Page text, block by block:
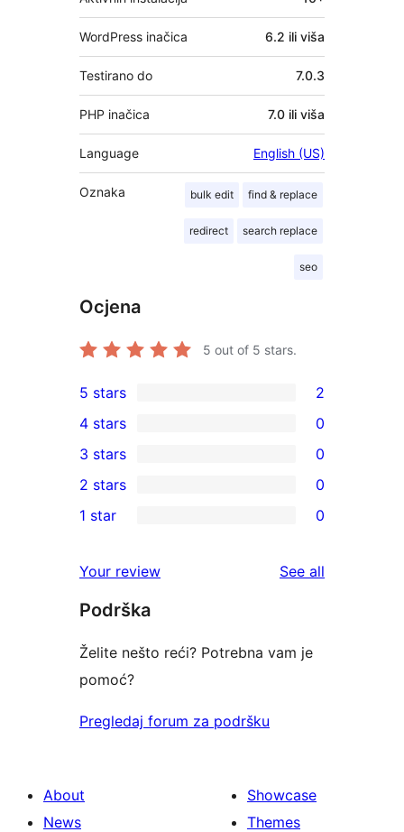
WordPress inačica 6.2 ili viša
Testirano do 7.0.3
PHP inačica 7.0 ili viša
Language English (US)
Oznaka bulk edit find & replace
redirect search replace
seo
Ocjena
5 out of 5 stars.
2
5-
star
reviews
5 stars 2
4-
star
reviews
4 stars 0
0
3-
star
3 stars 0
2-
reviews
2 stars 0
star
reviews
1 star 0
Your review See all
Podrška
Želite nešto reći? Potrebna vam je
pomoć?
Pregledaj forum za podršku
About
News
Showcase
Themes